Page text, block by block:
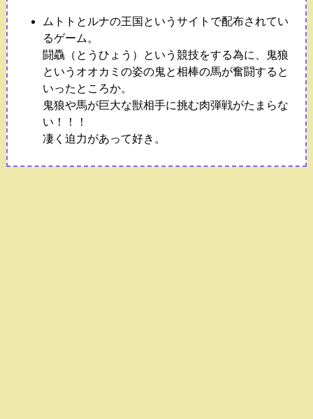
ムトトとルナの王国というサイトで配布されてい
るゲーム。
闘驫（とうひょう）という競技をする為に、鬼狼
というオオカミの姿の鬼と相棒の馬が奮闘すると
いったところか。
鬼狼や馬が巨大な獣相手に挑む肉弾戦がたまらな
い！！！
凄く迫力があって好き。